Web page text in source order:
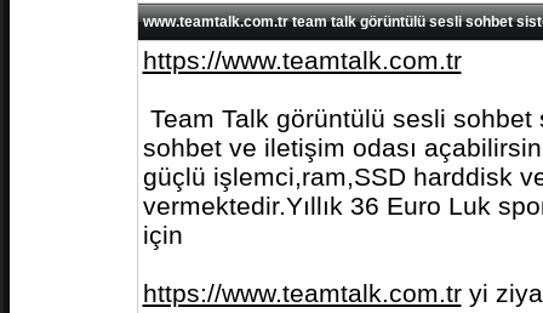
www.teamtalk.com.tr team talk görüntülü sesli sohbet
https://www.teamtalk.com.tr
Team Talk görüntülü sesli
sohbet ve iletişim odası
güçlü işlemci,ram,SSD harddisk
vermektedir.Yıllık 36 Euro Luk
için
https://www.teamtalk.com.tryi